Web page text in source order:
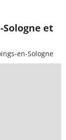
et
en-Sologne